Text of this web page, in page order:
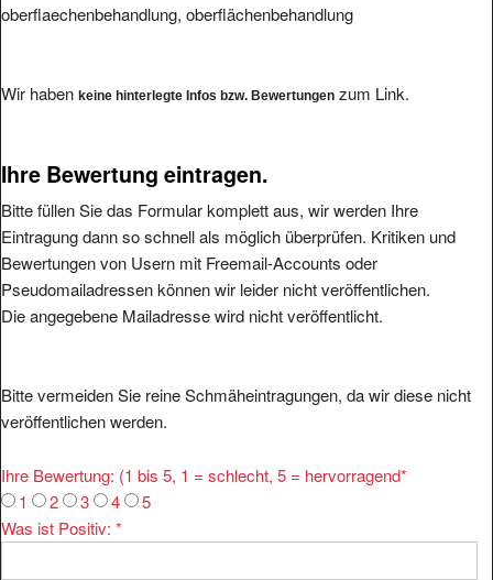
oberflaechenbehandlung, oberflächenbehandlung
Wir haben keine hinterlegte Infos bzw. Bewertungen zum Link.
Ihre Bewertung eintragen.
Bitte füllen Sie das Formular komplett aus, wir werden Ihre
Eintragung dann so schnell als möglich überprüfen. Kritiken und
Bewertungen von Usern mit Freemail-Accounts oder
Pseudomailadressen können wir leider nicht veröffentlichen.
Die angegebene Mailadresse wird nicht veröffentlicht.
Bitte vermeiden Sie reine Schmäheintragungen, da wir diese nicht
veröffentlichen werden.
Ihre Bewertung: (1 bis 5, 1 = schlecht, 5 = hervorragend*
1
2 3 4
5
Was ist Positiv: *